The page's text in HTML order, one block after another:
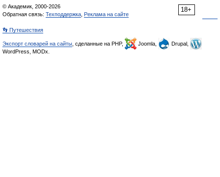
18+
© Академик, 2000-2026
Обратная связь: Техподдержка Реклама на сайте
👣 Путешествия
Экспорт словарей на сайты , сделанные на PHP, Joomla,
Drupal,
WordPress, MODx.